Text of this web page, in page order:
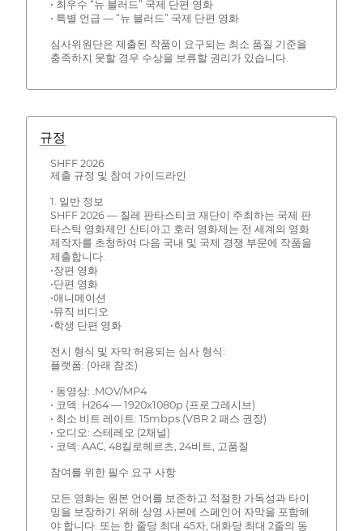
• 최우수 “뉴 블러드” 국제 단편 영화
• 특별 언급 — “뉴 블러드” 국제 단편 영화
심사위원단은 제출된 작품이 요구되는 최소 품질 기준을
충족하지 못할 경우 수상을 보류할 권리가 있습니다.
규정
SHFF 2026
제출 규정 및 참여 가이드라인
1. 일반 정보
SHFF 2026 — 칠레 판타스티코 재단이 주최하는 국제 판
타스틱 영화제인 산티아고 호러 영화제는 전 세계의 영화
제작자를 초청하여 다음 국내 및 국제 경쟁 부문에 작품을
제출합니다.
•장편 영화
•단편 영화
•애니메이션
•뮤직 비디오
•학생 단편 영화
전시 형식 및 자막 허용되는 심사 형식:
플랫폼: (아래 참조)
• 동영상: .MOV/MP4
• 코덱: H264 — 1920x1080p (프로그레시브)
• 최소 비트 레이트: 15mbps (VBR 2 패스 권장)
• 오디오: 스테레오 (2채널)
• 코덱: AAC, 48킬로헤르츠, 24비트, 고품질
참여를 위한 필수 요구 사항
모든 영화는 원본 언어를 보존하고 적절한 가독성과 타이
밍을 보장하기 위해 상영 사본에 스페인어 자막을 포함해
야 합니다. 또는 한 줄당 최대 45자, 대화당 최대 2줄의 동